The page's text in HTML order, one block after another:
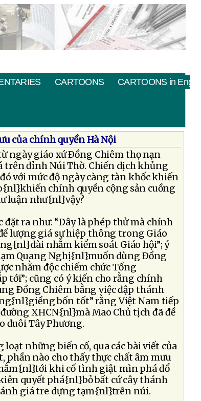
CARTOONS CARTOONS in English
của chính quyền Hà Nội
ngày giáo xứ Ðồng Chiêm thọ nạn
đỉnh Núi Thờ. Chiến dịch khủng
với mức độ ngày càng tàn khốc khiến
chính quyền cộng sản cuồng
luận như{nl}vậy?
ra như: “Ðây là phép thử mà chính
lượng giá sự hiệp thông trong Giáo
nhằm kiểm soát Giáo hội”; ý
Quang Nghị{nl}muốn dùng Ðồng
nhằm độc chiếm chức Tổng
tới”; cũng có ý kiến cho rằng chính
Ðồng Chiêm bằng việc đập thánh
bốn tốt” rằng Việt Nam tiếp
XHCN{nl}mà Mao Chủ tịch đã đề
đuôi Tây Phương.
những biến cố, qua các bài viết của
phần nào cho thấy thực chất âm mưu
khi cố tình giật mìn phá đổ
quyết phá{nl}bỏ bất cứ cây thánh
giá tre dựng tạm{nl}trên núi.